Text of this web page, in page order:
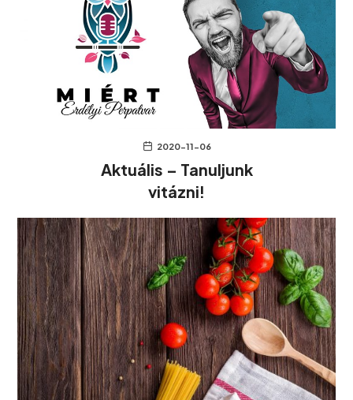
2020-11-06
Aktuális – Tanuljunk
vitázni!